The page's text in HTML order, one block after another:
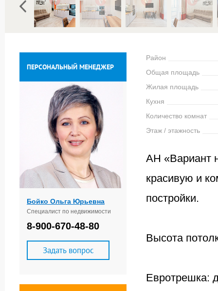
ПЕРСОНАЛЬНЫЙ МЕНЕДЖЕР
Бойко Ольга Юрьевна
Специалист по недвижимости
8-900-670-48-80
Задать вопрос
Район
Общая площадь
Жилая площадь
Кухня
Количество комнат
Этаж / этажность
АН «Вариант
красивую и
постройки.
Высота
Евротрешка: